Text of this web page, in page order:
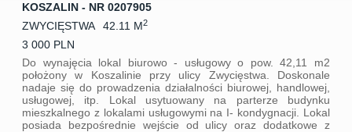
KOSZALIN - NR 0207905
ZWYCIĘSTWA
42.11 M2
3 000 PLN
Do wynajęcia lokal biurowo - usługowy o pow. 42,11 m2
położony w Koszalinie przy ulicy Zwycięstwa. Doskonale
nadaje się do prowadzenia działalności biurowej, handlowej,
usługowej, itp. Lokal usytuowany na parterze budynku
mieszkalnego z lokalami usługowymi na I- kondygnacji. Lokal
posiada bezpośrednie wejście od ulicy oraz dodatkowe z